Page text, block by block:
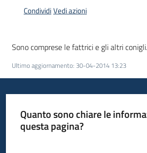
e
analisi
temi
CondividiVedi azioni
Sono comprese le fattrici e gli altri conigli.
Ultimo aggiornamento: 30-04-2014 13:23
Quanto sono chiare le
questa pagina?